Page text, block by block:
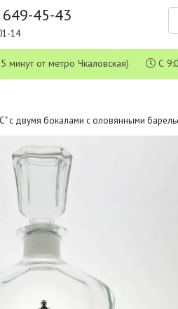
45-43
14
минут от метро Чкаловская) С
с двумя бокалами с оловянными